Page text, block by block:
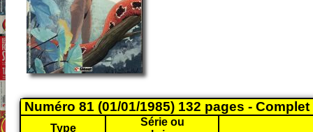
Numéro 81 (01/01/1985) 132 pages - Complet
Type
Série ou